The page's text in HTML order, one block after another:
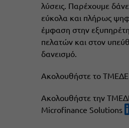
λύσεις. Παρέχουμε
εύκολα και πλήρως
έμφαση στην
πελατών και στον
δανεισμό.
Ακολουθήστε το ΤΜΕΔΕ
Ακολουθήστε την
Microfinance Solutions